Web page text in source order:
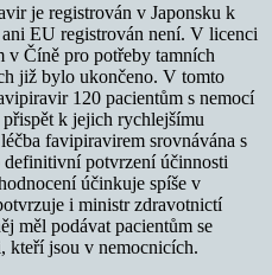
je registrován v Japonsku k
EU registrován není. V licenci
v Číně pro potřeby tamních
již bylo ukončeno. V tomto
120 pacientům s nemocí
k jejich rychlejšímu
favipiravirem srovnávána s
potvrzení účinnosti
účinkuje spíše v
i ministr zdravotnictí
měl podávat pacientům se
kteří jsou v nemocnicích.